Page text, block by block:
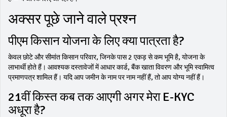
अक्सर पूछे जाने वाले प्रश्न
पीएम किसान योजना के लिए क्या पात्रता है?
केवल छोटे और सीमांत किसान परिवार, जिनके पास 2 एकड़ से कम भूमि है, योजना के
लाभार्थी होते हैं। आवश्यक दस्तावेजों में आधार कार्ड, बैंक खाता विवरण और भूमि स्वामित्व
प्रमाणपत्र शामिल हैं। यदि आप जमीन के नाम पर नाम नहीं हैं, तो आप योग्य नहीं हैं।
21वीं किस्त कब तक आएगी अगर मेरा E-KYC
अधूरा है?